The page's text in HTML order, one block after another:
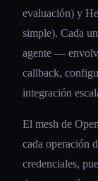
evaluación) y
simple). Cada
agente —
callback,
integración
El mesh de
cada operación
credenciales,